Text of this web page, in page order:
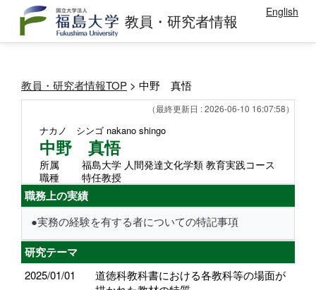
教員・研究者情報 English
教員・研究者情報TOP > 中野 真悟
（最終更新日 : 2026-06-10 16:07:58）
ナカノ シンゴ nakano shingo
中野 真悟
所属
福島大学 人間発達文化学類 教育実践コース
職種
特任教授
職務上の実績
●実務の経験を有する者についての特記事項
研究テーマ
2025/01/01
道徳科教科書における各教科等の場面が